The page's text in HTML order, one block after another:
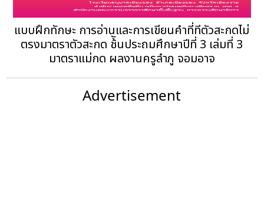
แบบฝึกทักษะ การอ่านและการเขียนคำที่ทีตัวสะกดไม่
ตรงมาตราตัวสะกด ช้ันประถมศึกษาปีที่ 3 เล่มที่ 3
มาตราแม่กด ผลงานครูลำภู จอมอาจ
Advertisement